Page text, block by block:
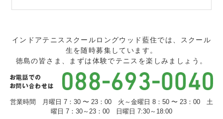
インドアテニススクールロングウッド藍住では、スクール
生を随時募集しています。
徳島の皆さま、まずは体験でテニスを楽しみましょう。
営業時間 月曜日 7：30 〜 23：00 火～金曜日 8：50 〜 23：00 土
曜日 7：30～23：00 日曜日 7:30～18:00